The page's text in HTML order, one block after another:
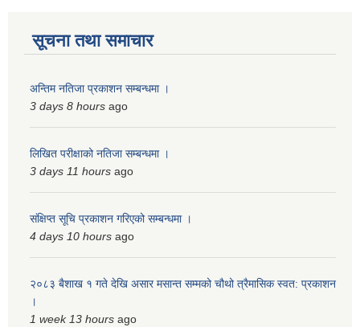
सूचना तथा समाचार
अन्तिम नतिजा प्रकाशन सम्बन्धमा ।
3 days 8 hours ago
लिखित परीक्षाको नतिजा सम्बन्धमा ।
3 days 11 hours ago
संक्षिप्त सूचि प्रकाशन गरिएको सम्बन्धमा ।
4 days 10 hours ago
२०८३ बैशाख १ गते देखि असार मसान्त सम्मको चौथो त्रैमासिक स्वत: प्रकाशन
।
1 week 13 hours ago